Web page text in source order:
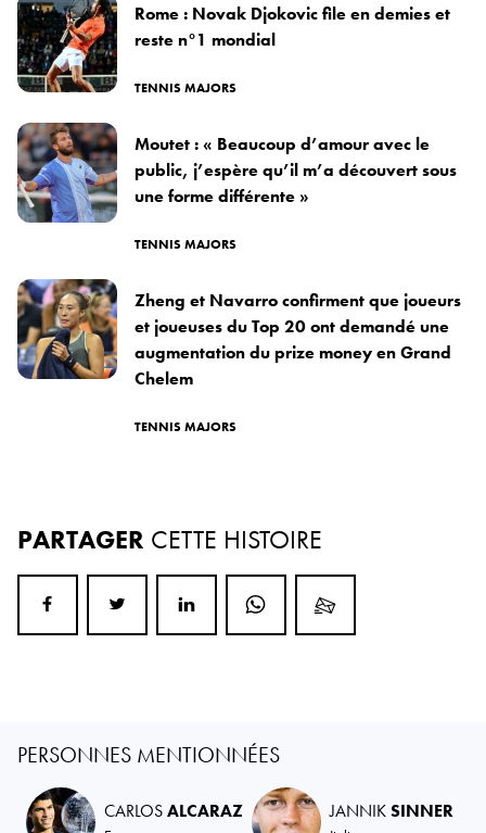
Rome : Novak Djokovic file en demies et
reste n°1 mondial
TENNIS MAJORS
Moutet : « Beaucoup d’amour avec le
public, j’espère qu’il m’a découvert sous
une forme différente »
TENNIS MAJORS
Zheng et Navarro confirment que joueurs
et joueuses du Top 20 ont demandé une
augmentation du prize money en Grand
Chelem
TENNIS MAJORS
PARTAGER CETTE HISTOIRE
PERSONNES MENTIONNÉES
CARLOSALCARAZ JANNIKSINNER